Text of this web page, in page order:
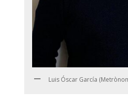
Luis Óscar García